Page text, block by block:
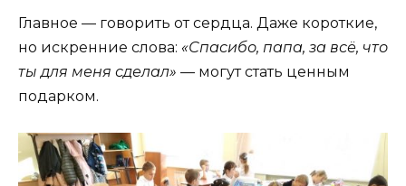
Главное — говорить от сердца. Даже короткие,
но искренние слова: «Спасибо, папа, за всё, что
ты для меня сделал» — могут стать ценным
подарком.